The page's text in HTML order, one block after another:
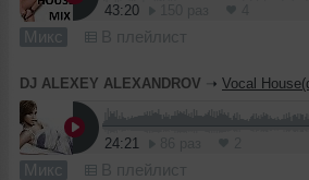
43:20
Микс В плейлист
DJ ALEXEY ALEXANDROV ➝ Vocal House(dj Алексей
24:21
Микс В плейлист